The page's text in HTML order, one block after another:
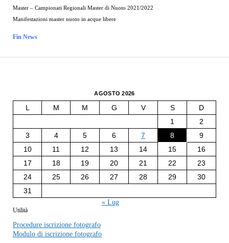
Master – Campionati Regionali Master di Nuoto 2021/2022
Manifestazioni master nuoto in acque libere
Fin News
AGOSTO 2026
L M M G V S
D
1
2
3
4 5 6 7 8
9
10
11 12 13 14 15
16
17
18 19 20 21 22
23
24
25 26 27 28 29
30
31
« Lug
Utilità
Procedure iscrizione fotografo
Modulo di iscrizione fotografo